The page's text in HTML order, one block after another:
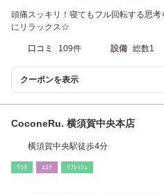
頭痛スッキリ！寝てもフル回転する思
にリラックス☆
口コミ 109件 設備 総数1
クーポンを表示
CoconeRu. 横須賀中央本店
横須賀中央駅徒歩4分
ﾘﾗｸ ｴｽﾃ ﾘﾌﾚｯｼｭ